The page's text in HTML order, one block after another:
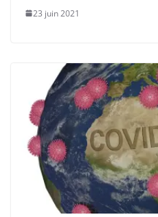
23 juin 2021